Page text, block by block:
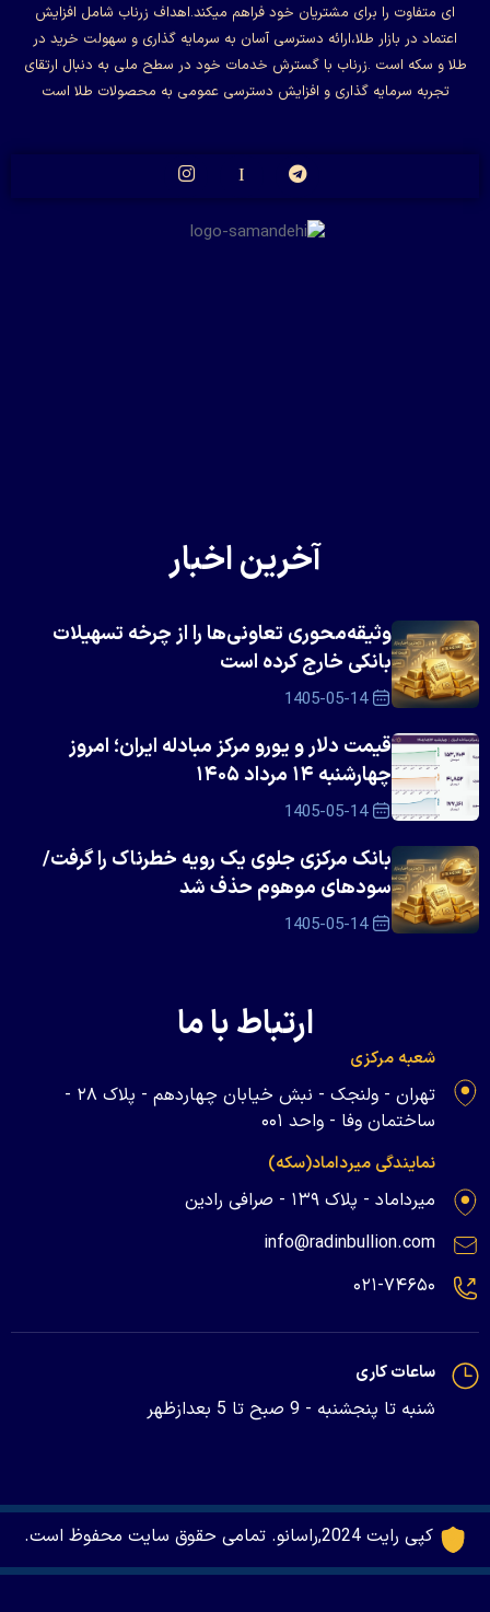
ای متفاوت را برای مشتریان خود فراهم میکند.اهداف زرناب شامل افزایش
اعتماد در بازار طلا،ارائه دسترسی آسان به سرمایه گذاری و سهولت خرید در
طلا و سکه است .زرناب با گسترش خدمات خود در سطح ملی به دنبال ارتقای
تجربه سرمایه گذاری و افزایش دسترسی عمومی به محصولات طلا است
آخرین اخبار
وثیقه‌محوری تعاونی‌ها را از چرخه تسهیلات
بانکی خارج کرده است
1405-05-14
قیمت دلار و یورو مرکز مبادله ایران؛ امروز
چهارشنبه ۱۴ مرداد ۱۴۰۵
1405-05-14
بانک مرکزی جلوی یک رویه خطرناک را گرفت/
سود‌های موهوم حذف شد
1405-05-14
ارتباط با ما
شعبه مرکزی
تهران - ولنجک - نبش خیابان چهاردهم - پلاک ۲۸ -
ساختمان وفا - واحد ۰۰۱
نمایندگی میرداماد(سکه)
میرداماد - پلاک ۱۳۹ - صرافی رادین
info@radinbullion.com
۰۲۱-۷۴۶۵۰
ساعات کاری
شنبه تا پنجشنبه - 9 صبح تا 5 بعدازظهر
کپی رایت 2024,راسانو. تمامی حقوق سایت محفوظ است.